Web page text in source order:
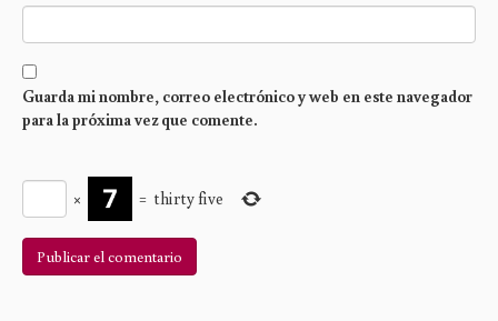
Guarda mi nombre, correo electrónico y web en este navegador
para la próxima vez que comente.
× = thirty five